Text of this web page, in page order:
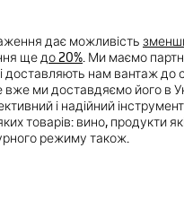
дає можливість
щедо 20%. Ми маємо
доставляють нам вантаж до
вже ми доставдяємо його в
і надійний інструмент
товарів: вино, продукти
режиму також.